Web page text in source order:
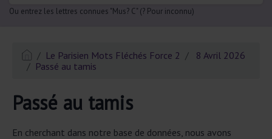
Ou entrez les lettres connues "Mus? C" (? Pour inconnu)
Le Parisien Mots Fléchés Force 2
8 Avril 2026
Passé au tamis
Passé au tamis
En cherchant dans notre base de données, nous avons